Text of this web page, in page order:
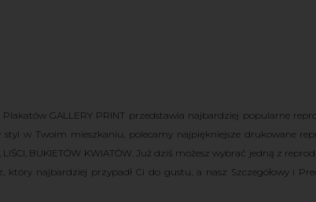
GALLERY PRINT przedstawia najbardziej popularne
w Twoim mieszkaniu, polecamy najpiękniejsze drukowane
BUKIETÓW KWIATÓW. Już dziś możesz wybrać jedną z
najbardziej przypadł Ci do gustu, a nasz Szczegółowy i